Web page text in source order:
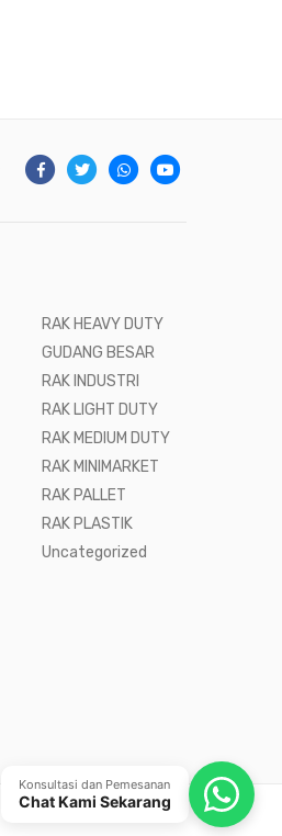
RAK HEAVY DUTY
GUDANG BESAR
RAK INDUSTRI
RAK LIGHT DUTY
RAK MEDIUM DUTY
RAK MINIMARKET
RAK PALLET
RAK PLASTIK
Uncategorized
Konsultasi dan Pemesanan
Chat Kami Sekarang